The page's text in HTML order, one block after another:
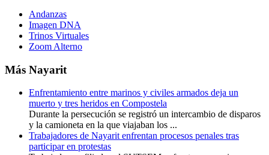
Andanzas
Imagen DNA
Trinos Virtuales
Zoom Alterno
Más Nayarit
Enfrentamiento entre marinos y civiles armados deja un
muerto y tres heridos en Compostela
Durante la persecución se registró un intercambio de disparos
y la camioneta en la que viajaban los ...
Trabajadores de Nayarit enfrentan procesos penales tras
participar en protestas